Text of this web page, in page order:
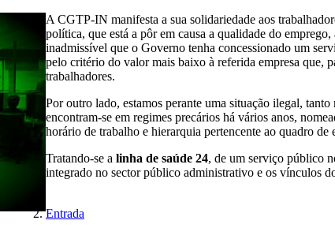
A CGTP-IN manifesta a sua solidariedade aos
política, que está a pôr em causa a qualidade do
inadmissível que o Governo tenha concessionado um
pelo critério do valor mais baixo à referida empresa que,
trabalhadores.
Por outro lado, estamos perante uma situação ilegal, tanto
encontram-se em regimes precários há vários anos,
horário de trabalho e hierarquia pertencente ao quadro
Tratando-se a linha de saúde 24, de um serviço público
integrado no sector público administrativo e os vínculos
Entrada